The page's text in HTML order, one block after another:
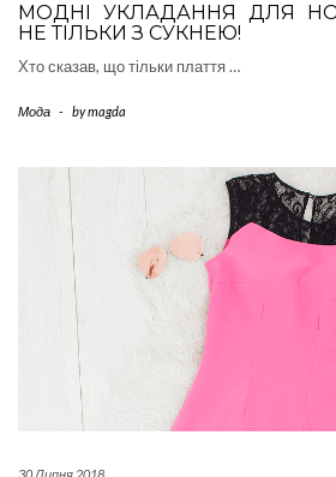
МОДНІ УКЛАДАННЯ ДЛЯ
НЕ ТІЛЬКИ З СУКНЕЮ!
Хто сказав, що тільки плаття …
Мода - bymagda